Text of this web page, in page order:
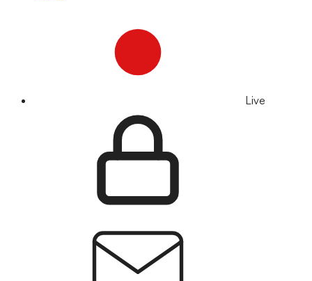
Live